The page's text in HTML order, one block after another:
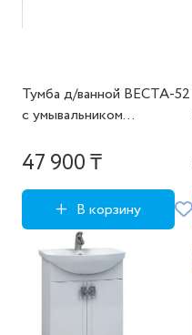
Тумба д/ванной ВЕСТА-52
с умывальником
47 900 ₸
В корзину